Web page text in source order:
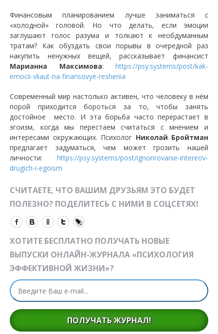
Финансовым планированием лучше заниматься с
«холодной» головой. Но что делать, если эмоции
заглушают голос разума и толкают к необдуманным
тратам? Как обуздать свои порывы в очередной раз
накупить ненужных вещей, рассказывает финансист
Марианна Максимова: https://psy.systems/post/kak-
emocii-vliaut-na-finansovye-reshenia
Современный мир настолько активен, что человеку в нём
порой приходится бороться за то, чтобы занять
достойное место. И эта борьба часто перерастает в
эгоизм, когда мы перестаем считаться с мнением и
интересами окружающих. Психолог Николай Бройтман
предлагает задуматься, чем может грозить нашей
личности: https://psy.systems/post/ignorirovanie-intereov-
drugich-i-egoism
СЧИТАЕТЕ, ЧТО ВАШИМ ДРУЗЬЯМ ЭТО БУДЕТ
ПОЛЕЗНО? ПОДЕЛИТЕСЬ С НИМИ В СОЦСЕТЯХ!
ХОТИТЕ БЕСПЛАТНО ПОЛУЧАТЬ НОВЫЕ
ВЫПУСКИ ОНЛАЙН-ЖУРНАЛА «ПСИХОЛОГИЯ
ЭФФЕКТИВНОЙ ЖИЗНИ»?
ПОЛУЧАТЬ ЖУРНАЛ!